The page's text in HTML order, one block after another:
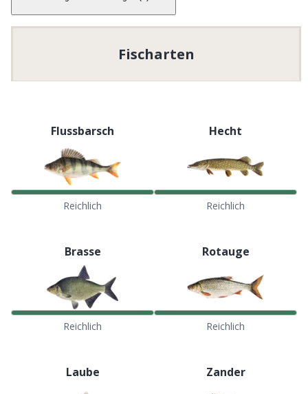
Fischarten
Flussbarsch
Reichlich
Hecht
Reichlich
Brasse
Reichlich
Rotauge
Reichlich
Laube Zander